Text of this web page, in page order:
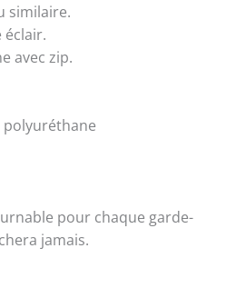
similaire.
éclair.
avec zip.
polyuréthane
pour chaque garde-
jamais.